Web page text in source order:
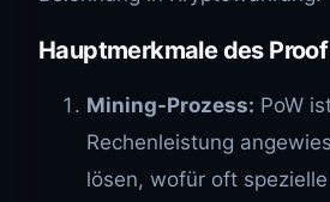
Hauptmerkmale des
Mining-Prozess: PoW
Rechenleistung
lösen, wofür oft